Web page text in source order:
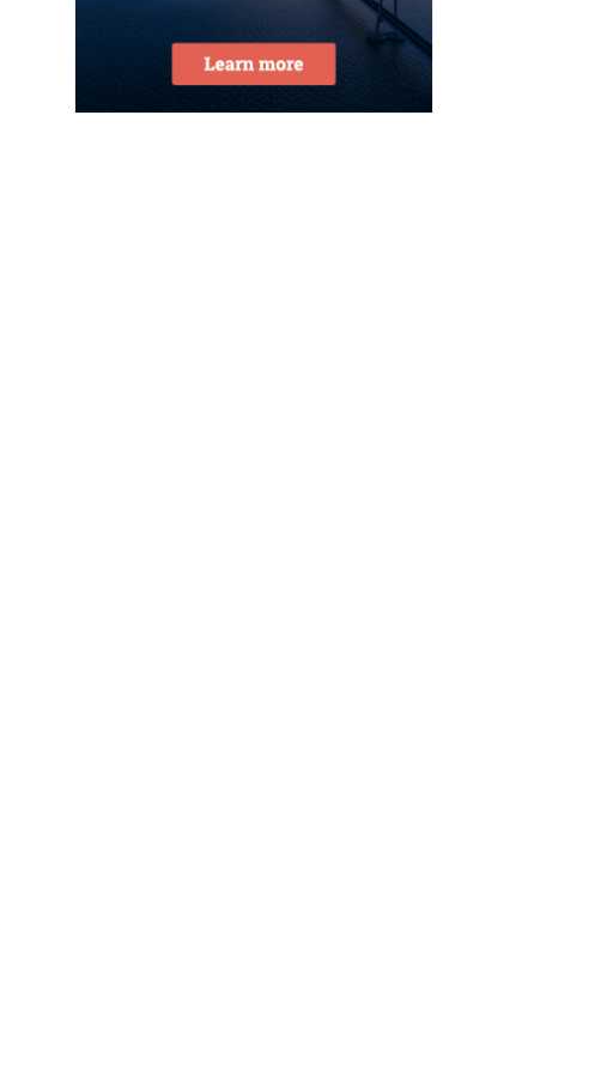
Μητσοτάκης: Η ενίσχυση της παραγωγικής
βάσης αποτελεί στρατηγική προτεραιότητα
6 Αυγούστου 2026